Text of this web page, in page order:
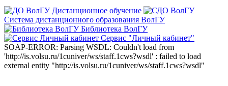
Дистанционное обучение
Система дистанционного образования ВолГУ
Библиотека ВолГУ
Сервис "Личный кабинет"
SOAP-ERROR: Parsing WSDL: Couldn't load from
'http://is.volsu.ru/1cuniver/ws/staff.1cws?wsdl' : failed to load
external entity "http://is.volsu.ru/1cuniver/ws/staff.1cws?wsdl"